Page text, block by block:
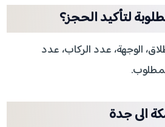
لتأكيد الحجز؟
الوجهة، عدد الركاب، عدد
الى جدة